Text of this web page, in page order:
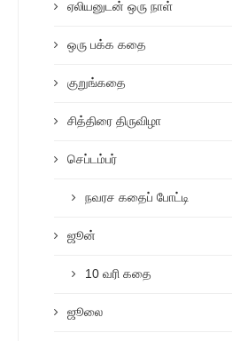
ஏலியனுடன் ஒரு நாள்
ஒரு பக்க கதை
குறுங்கதை
சித்திரை திருவிழா
செப்டம்பர்
நவரச கதைப் போட்டி
ஜூன்
10 வரி கதை
ஜூலை